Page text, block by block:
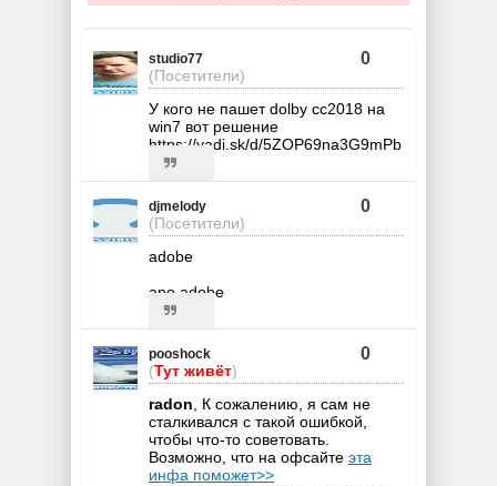
studio77
(Посетители)
0
У кого не пашет dolby сс2018 на
win7 вот решение
https://yadi.sk/d/5ZOP69na3G9mPb
djmelody
(Посетители)
0
adobe
apo adobe
pooshock
(Тут живёт)
0
radon, К сожалению, я сам не
сталкивался с такой ошибкой,
чтобы что-то советовать.
Возможно, что на офсайте эта
инфа поможет>>